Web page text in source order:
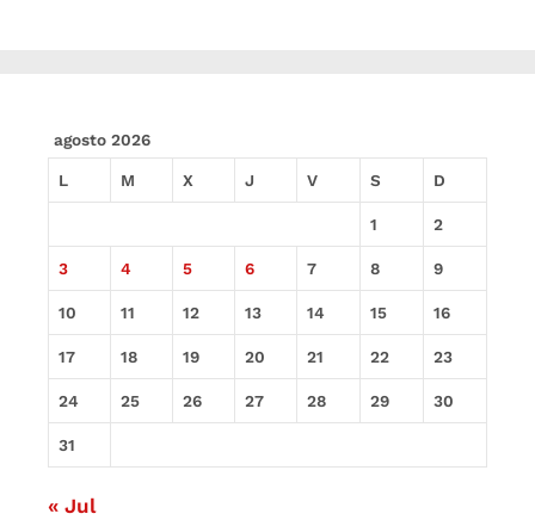
agosto 2026
L M X J V S D
1 2
3 4 5 6 7 8 9
10 11 12 13 14 15 16
17 18 19 20 21 22 23
24 25 26 27 28 29 30
31
« Jul